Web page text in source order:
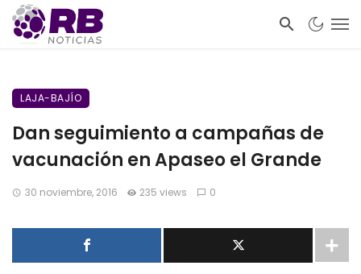
LAJA-BAJÍO
Dan seguimiento a campañas de
vacunación en Apaseo el Grande
30 noviembre, 2016 235 views 0